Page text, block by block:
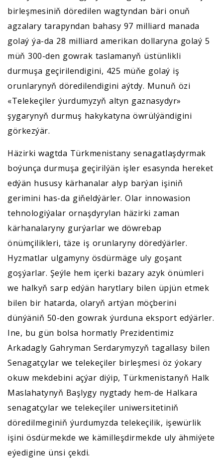
birleşmesiniň döredilen wagtyndan bäri onuň
agzalary tarapyndan bahasy 97 milliard manada
golaý ýa-da 28 milliard amerikan dollaryna golaý 5
müň 300-den gowrak taslamanyň üstünlikli
durmuşa geçirilendigini, 425 müňe golaý iş
orunlarynyň döredilendigini aýtdy. Munuň özi
«Telekeçiler ýurdumyzyň altyn gaznasydyr»
şygarynyň durmuş hakykatyna öwrülýändigini
görkezýär.
Häzirki wagtda Türkmenistany senagatlaşdyrmak
boýunça durmuşa geçirilýän işler esasynda hereket
edýän hususy kärhanalar alyp barýan işiniň
gerimini has-da giňeldýärler. Olar innowasion
tehnologiýalar ornaşdyrylan häzirki zaman
kärhanalaryny gurýarlar we döwrebap
önümçilikleri, täze iş orunlaryny döredýärler.
Hyzmatlar ulgamyny ösdürmäge uly goşant
goşýarlar. Şeýle hem içerki bazary azyk önümleri
we halkyň sarp edýän harytlary bilen üpjün etmek
bilen bir hatarda, olaryň artýan möçberini
dünýäniň 50-den gowrak ýurduna eksport edýärler.
Ine, bu gün bolsa hormatly Prezidentimiz
Arkadagly Gahryman Serdarymyzyň tagallasy bilen
Senagatçylar we telekeçiler birleşmesi öz ýokary
okuw mekdebini açýar diýip, Türkmenistanyň Halk
Maslahatynyň Başlygy nygtady hem-de Halkara
senagatçylar we telekeçiler uniwersitetiniň
döredilmeginiň ýurdumyzda telekeçilik, işewürlik
işini ösdürmekde we kämilleşdirmekde uly ähmiýete
eýedigine ünsi çekdi.